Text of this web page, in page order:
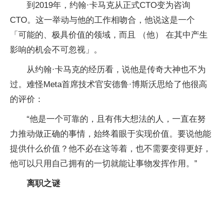
到2019年，约翰·卡马克从正式CTO变为咨询
CTO。这一举动与他的工作相吻合，他说这是一个
「可能的、极具价值的领域，而且 （他） 在其中产生
影响的机会不可忽视」。
从约翰·卡马克的经历看，说他是传奇大神也不为
过。难怪Meta首席技术官安德鲁·博斯沃思给了他很高
的评价：
“他是一个可靠的，且有伟大想法的人，一直在努
力推动做正确的事情，始终着眼于实现价值。要说他能
提供什么价值？他不必在这等着，也不需要变得更好，
他可以只用自己拥有的一切就能让事物发挥作用。”
离职之谜